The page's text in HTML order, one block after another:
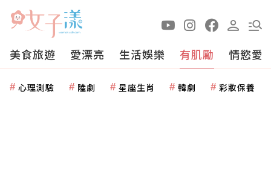
美食旅遊 愛漂亮 生活娛樂 有肌勵 情慾愛
心理測驗 陸劇 星座生肖 韓劇 彩妝保養